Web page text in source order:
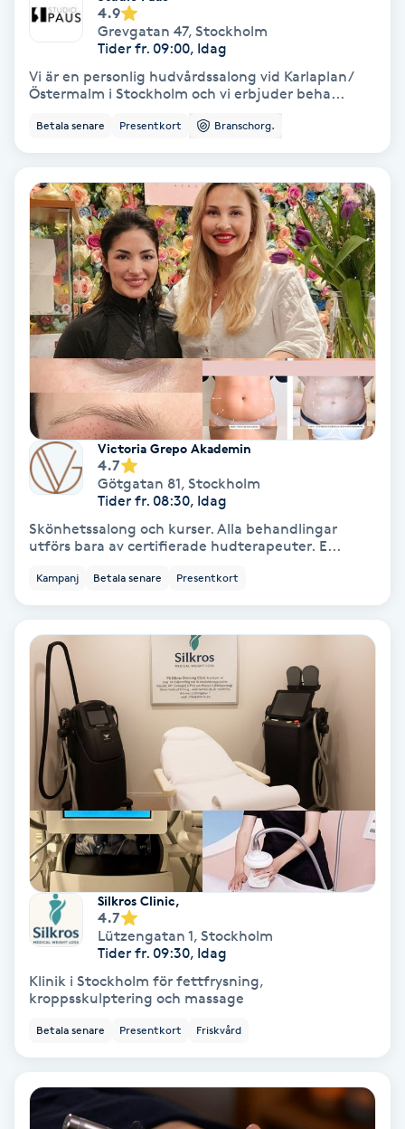
Color correction
Cryoterapi
Damklippning
Dermapen
Diamantslipning
Enzympeeling
Extensions
Extensions borttagning
Eyeliner-tatuering
Face framing
Faceliftmassage
Fet hårbotten
Fettreducering
Fibromassage
Fillers
Fotmassage
Fotvård
Fransar
Fransborttagning
4.9
Grevgatan 47, Stockholm
Tider fr. 09:00, Idag
Vi är en personlig hudvårdssalong vid Karlaplan/
Östermalm i Stockholm och vi erbjuder beha...
Betala senare Presentkort Branschorg.
Victoria Grepo Akademin
4.7
Götgatan 81, Stockholm
Tider fr. 08:30, Idag
Skönhetssalong och kurser. Alla behandlingar
utförs bara av certifierade hudterapeuter. E...
Kampanj Betala senare Presentkort
Silkros Clinic,
4.7
Lützengatan 1, Stockholm
Tider fr. 09:30, Idag
Klinik i Stockholm för fettfrysning,
kroppsskulptering och massage
Betala senare Presentkort Friskvård